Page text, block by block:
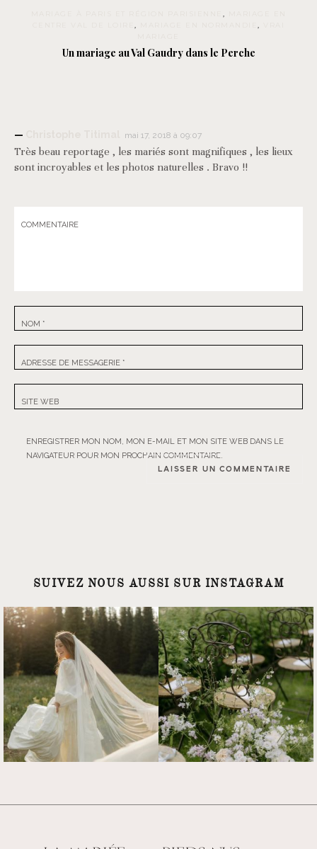
,
CENTRE VAL DE LOIRE, MARIAGE EN NORMANDIE,
Un mariage au Val Gaudry dans le Perche
mai 17, 2018 à 09:07
Très beau reportage , les mariés sont magnifiques , les lieux
sont incroyables et les photos naturelles . Bravo !!
COMMENTAIRE
NOM *
ADRESSE DE MESSAGERIE *
SITE WEB
ENREGISTRER MON NOM, MON E-MAIL ET MON SITE WEB DANS LE
NAVIGATEUR POUR MON PROCHAIN COMMENTAIRE.
SUIVEZ NOUS AUSSI SUR INSTAGRAM